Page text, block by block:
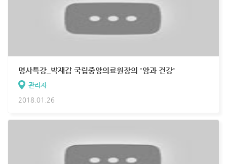
명사특강_박재갑 국립중앙의료원장의 '암과 건강'
관리자
2018.01.26